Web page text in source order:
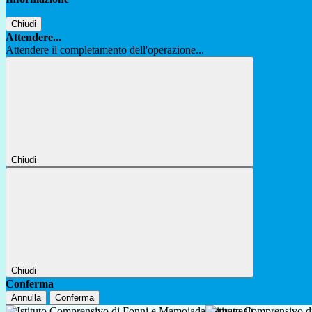
Chiudi
Attendere...
Attendere il completamento dell'operazione...
Chiudi
Chiudi
Conferma
Annulla Conferma